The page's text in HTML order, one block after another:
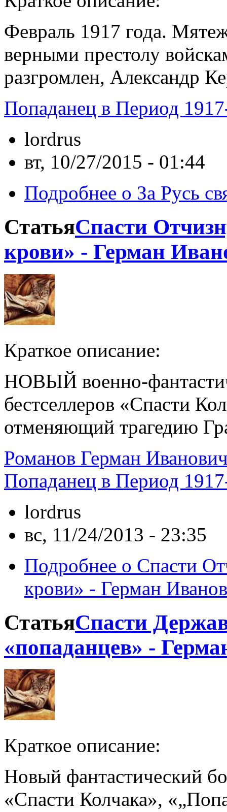
Февраль 1917 года.
верными престолу
разгромлен, Александр
Попаданец в Период
lordrus
вт, 10/27/2015 - 01:44
Подробнее о За Русь
СтатьяСпасти
крови» - Герман
Краткое описание:
НОВЫЙ военно-
бестселлеров «Спасти
отменяющий трагедию
Романов Герман
Попаданец в Период
lordrus
вс, 11/24/2013 - 23:35
Подробнее о Спасти
крови» - Герман
СтатьяСпасти
«попаданцев» -
Краткое описание:
Новый фантастический
«Спасти Колчака»,